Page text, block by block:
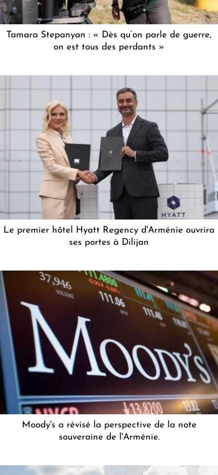
Tamara Stepanyan : « Dès qu’on parle de guerre,
on est tous des perdants »
Le premier hôtel Hyatt Regency d'Arménie ouvrira
ses portes à Dilijan
Moody's a révisé la perspective de la note
souveraine de l'Arménie.